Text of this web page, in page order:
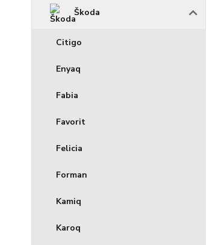
Škoda
Citigo
Enyaq
Fabia
Favorit
Felicia
Forman
Kamiq
Karoq